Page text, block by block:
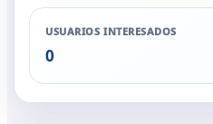
USUARIOS INTERESADOS
0